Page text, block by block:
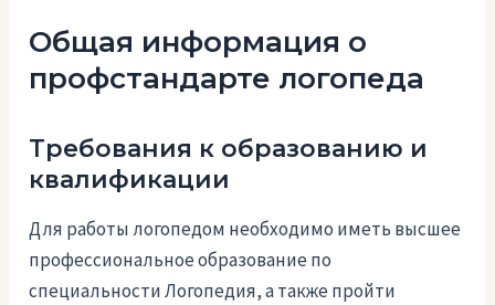
Общая информация о
профстандарте логопеда
Требования к образованию и
квалификации
Для работы логопедом необходимо иметь высшее
профессиональное образование по
специальности Логопедия, а также пройти